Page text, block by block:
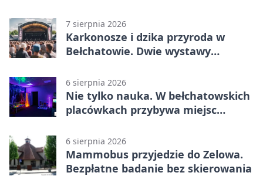
7 sierpnia 2026
Karkonosze i dzika przyroda w
Bełchatowie. Dwie wystawy
6 sierpnia 2026
Nie tylko nauka. W bełchatowskich
placówkach przybywa miejsc
6 sierpnia 2026
Mammobus przyjedzie do Zelowa.
Bezpłatne badanie bez skierowania